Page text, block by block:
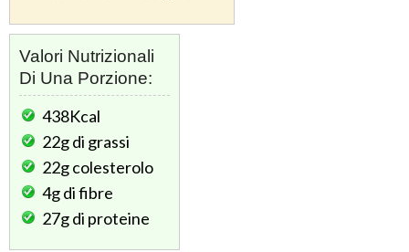
Valori Nutrizionali
Di Una Porzione:
438Kcal
22gdi grassi
22gcolesterolo
4gdi fibre
27gdi proteine